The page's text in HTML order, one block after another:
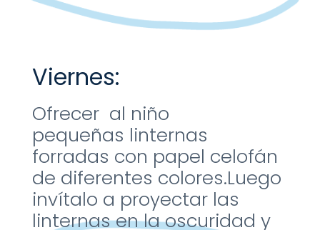
Viernes:
Ofrecer al niño
pequeñas linternas
forradas con papel celofán
de diferentes colores.Luego
invítalo a proyectar las
linternas en la oscuridad y